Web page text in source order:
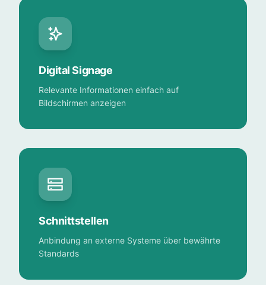
Digital Signage
Relevante Informationen einfach auf
Bildschirmen anzeigen
Schnittstellen
Anbindung an externe Systeme über bewährte
Standards